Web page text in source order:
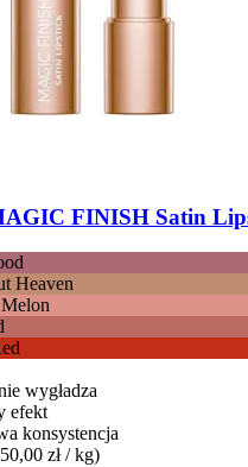
FINISH Satin
Heaven
wygładza
efekt
konsystencja
zł / kg)